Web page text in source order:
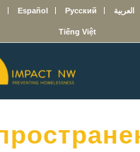
Español Русский العربية
Tiếng Việt